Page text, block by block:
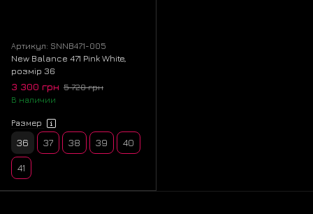
Артикул: SNNB471-005
New Balance 471 Pink White,
розмір 36
3 300 грн 5 720 грн
В наличии
Размер
36 37 38 39 40
41